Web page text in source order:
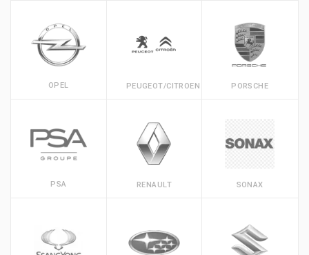
OPEL PEUGEOT/CITROEN PORSCHE
PSA RENAULT SONAX